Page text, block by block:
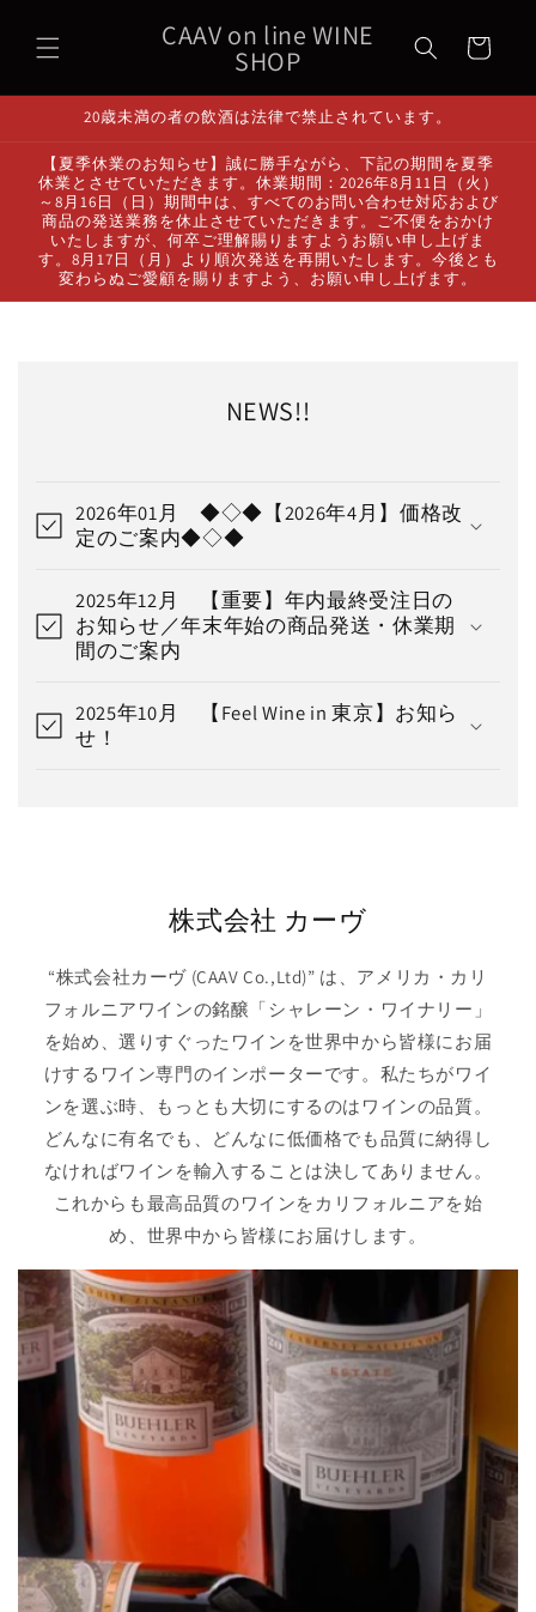
進む
CAAV on line WINE
SHOP
ー
20歳未満の者の飲酒は法律で禁止されています。
【夏季休業のお知らせ】誠に勝手ながら、下記の期間を夏季
休業とさせていただきます。休業期間：2026年8月11日（火）
～8月16日（日）期間中は、すべてのお問い合わせ対応および
商品の発送業務を休止させていただきます。ご不便をおかけ
いたしますが、何卒ご理解賜りますようお願い申し上げま
す。8月17日（月）より順次発送を再開いたします。今後とも
変わらぬご愛顧を賜りますよう、お願い申し上げます。
NEWS!!
2026年01月 ◆◇◆【2026年4月】価格改
定のご案内◆◇◆
2025年12月 【重要】年内最終受注日の
お知らせ／年末年始の商品発送・休業期
間のご案内
2025年10月 【Feel Wine in 東京】お知ら
せ！
株式会社 カーヴ
“株式会社カーヴ (CAAV Co.,Ltd)” は、アメリカ・カリ
フォルニアワインの銘醸「シャレーン・ワイナリー」
を始め、選りすぐったワインを世界中から皆様にお届
けするワイン専門のインポーターです。私たちがワイ
ンを選ぶ時、もっとも大切にするのはワインの品質。
どんなに有名でも、どんなに低価格でも品質に納得し
なければワインを輸入することは決してありません。
これからも最高品質のワインをカリフォルニアを始
め、世界中から皆様にお届けします。